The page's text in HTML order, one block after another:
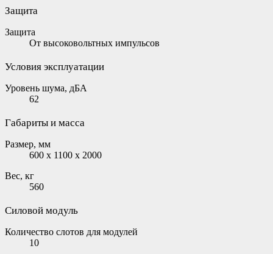
Защита
Защита
От высоковольтных импульсов
Условия эксплуатации
Уровень шума, дБА
62
Габариты и масса
Размер, мм
600 x 1100 x 2000
Вес, кг
560
Силовой модуль
Количество слотов для модулей
10